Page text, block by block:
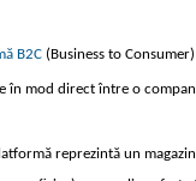
B2C (Business to
în mod direct între o
reprezintă un